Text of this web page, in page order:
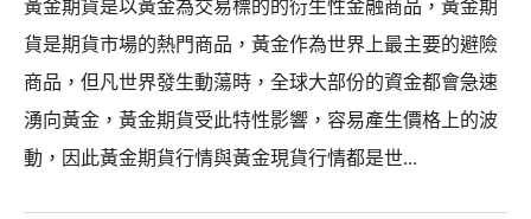
黃金期貨是以黃金為交易標的的衍生性金融商品，黃金期
貨是期貨市場的熱門商品，黃金作為世界上最主要的避險
商品，但凡世界發生動蕩時，全球大部份的資金都會急速
湧向黃金，黃金期貨受此特性影響，容易產生價格上的波
動，因此黃金期貨行情與黃金現貨行情都是世...